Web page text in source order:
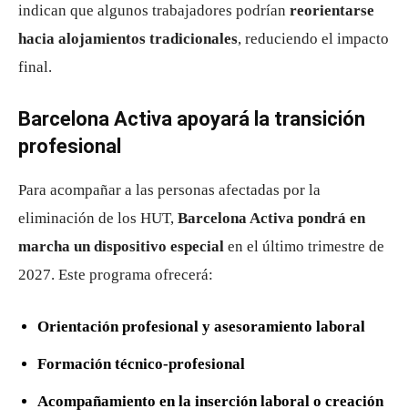
indican que algunos trabajadores podrían reorientarse
hacia alojamientos tradicionales, reduciendo el impacto
final.
Barcelona Activa apoyará la transición
profesional
Para acompañar a las personas afectadas por la
eliminación de los HUT, Barcelona Activa pondrá en
marcha un dispositivo especial en el último trimestre de
2027. Este programa ofrecerá:
Orientación profesional y asesoramiento laboral
Formación técnico-profesional
Acompañamiento en la inserción laboral o creación